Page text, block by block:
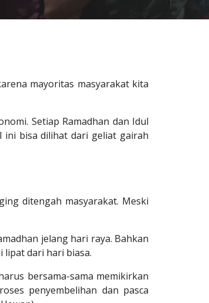
mayoritas masyarakat kita
Setiap Ramadhan dan Idul
ini bisa dilihat dari geliat gairah
ditengah masyarakat. Meski
jelang hari raya. Bahkan
lipat dari hari biasa.
bersama-sama memikirkan
penyembelihan dan pasca